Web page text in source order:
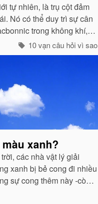
tự nhiên, là trụ cột đảm
Nó có thể duy trì sự cân
trong không khí,
các chất thải, khí độc
sạch môi trường...
10 vạn câu hỏi vì sao
xanh?
các nhà vật lý giải
xanh bị bẻ cong đi nhiều
sự cong thêm này -còn